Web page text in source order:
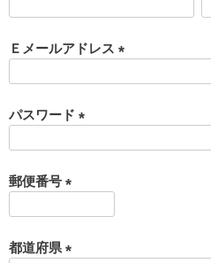
須
Ｅメールアドレス
パスワード
郵便番号
須
都道府県